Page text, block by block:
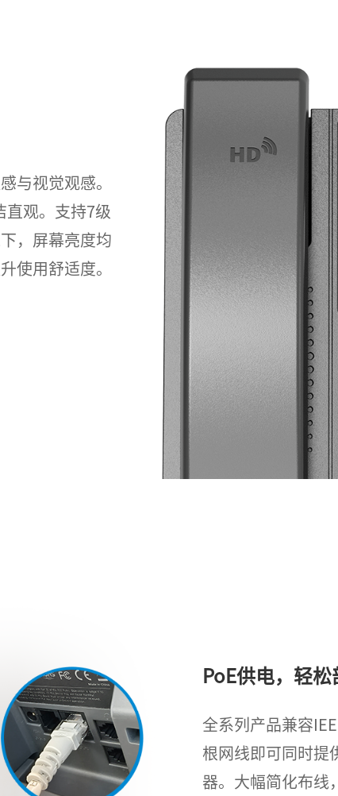
与视觉观感。
直观。支持7级
，屏幕亮度均
使用舒适度。
PoE供电，轻松
全系列产品兼容
根网线即可同时提
器。大幅简化布线